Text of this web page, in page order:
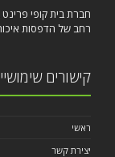
רחב של הדפסות
קישורים
ראשי
יצירת קשר